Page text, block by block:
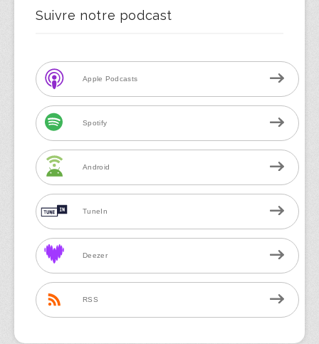
Suivre notre podcast
Apple Podcasts
Spotify
Android
TuneIn
Deezer
RSS